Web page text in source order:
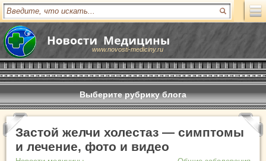
www.novosti-mediciny.ru
Выберите рубрику блога
Застой желчи холестаз — симптомы
и лечение, фото и видео